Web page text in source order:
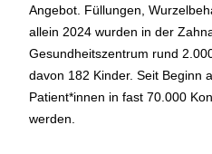
Angebot. Füllungen,
allein 2024 wurden in der
Gesundheitszentrum rund
davon 182 Kinder. Seit Beginn
Patient*innen in fast 70.000
werden.